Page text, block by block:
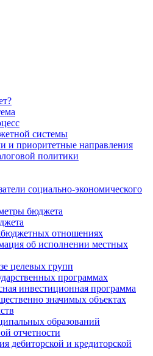
системы
и приоритетные направления
политики
социально-экономического
бюджета
отношениях
об исполнении местных
целевых групп
программах
инвестиционная программа
значимых объектах
образований
отчетности
дебиторской и кредиторской